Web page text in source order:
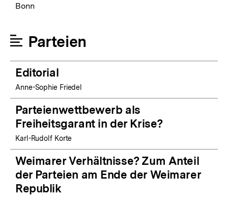
Bonn
Parteien
Editorial
Anne-Sophie Friedel
Parteienwettbewerb als
Freiheitsgarant in der Krise?
Karl-Rudolf Korte
Weimarer Verhältnisse? Zum Anteil
der Parteien am Ende der Weimarer
Republik